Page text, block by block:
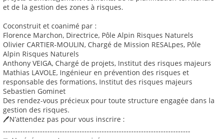
et de la gestion des zones à risques.
Coconstruit et coanimé par :
Florence Marchon, Directrice, Pôle Alpin Risques Naturels
Olivier CARTIER-MOULIN, Chargé de Mission RESALpes, Pôle
Alpin Risques Naturels
Anthony VEIGA, Chargé de projets, Institut des risques majeurs
Mathias LAVOLE, Ingénieur en prévention des risques et
responsable des formations, Institut des risques majeurs
Sebastien Gominet
Des rendez-vous précieux pour toute structure engagée dans la
gestion des risques.
🖊️N’attendez pas pour vous inscrire :
----------------------------------------------------------------------------